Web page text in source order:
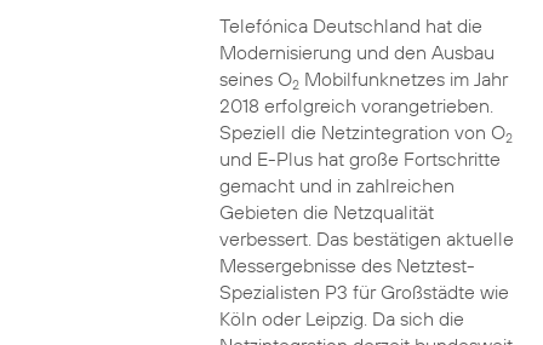
Telefónica Deutschland hat die
Modernisierung und den Ausbau
seines O2Mobilfunknetzes im Jahr
2018 erfolgreich vorangetrieben.
Speziell die Netzintegration von O2
und E-Plus hat große Fortschritte
gemacht und in zahlreichen
Gebieten die Netzqualität
verbessert. Das bestätigen aktuelle
Messergebnisse des Netztest-
Spezialisten P3 für Großstädte wie
Köln oder Leipzig. Da sich die